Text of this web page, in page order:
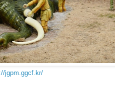
jgpm.ggcf.kr/